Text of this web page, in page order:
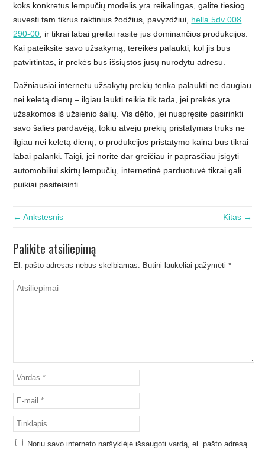
koks konkretus lempučių modelis yra reikalingas, galite tiesiog
suvesti tam tikrus raktinius žodžius, pavyzdžiui, hella 5dv 008
290-00 , ir tikrai labai greitai rasite jus dominančios produkcijos.
Kai pateiksite savo užsakymą, tereikės palaukti, kol jis bus
patvirtintas, ir prekės bus išsiųstos jūsų nurodytu adresu.
Dažniausiai internetu užsakytų prekių tenka palaukti ne daugiau
nei keletą dienų – ilgiau laukti reikia tik tada, jei prekės yra
užsakomos iš užsienio šalių. Vis dėlto, jei nuspręsite pasirinkti
savo šalies pardavėją, tokiu atveju prekių pristatymas truks ne
ilgiau nei keletą dienų, o produkcijos pristatymo kaina bus tikrai
labai palanki. Taigi, jei norite dar greičiau ir paprasčiau įsigyti
automobiliui skirtų lempučių, internetinė parduotuvė tikrai gali
puikiai pasiteisinti.
← Ankstesnis Kitas →
Palikite atsiliepimą
El. pašto adresas nebus skelbiamas. Būtini laukeliai pažymėti*
Noriu savo interneto naršyklėje išsaugoti vardą, el. pašto adresą